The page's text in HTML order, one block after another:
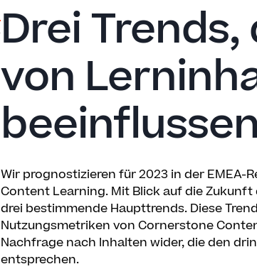
Drei
von
Wir prognostizieren für 2023 in der EMEA-
Content Learning. Mit Blick auf die
drei bestimmende Haupttrends. Diese
Nutzungsmetriken von Cornerstone
Nachfrage nach Inhalten wider, die den
entsprechen.